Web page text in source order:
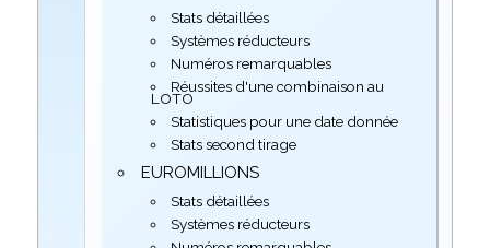
Stats détaillées
Systèmes réducteurs
Numéros remarquables
Réussites d'une combinaison au
LOTO
Statistiques pour une date donnée
Stats second tirage
EUROMILLIONS
Stats détaillées
Systèmes réducteurs